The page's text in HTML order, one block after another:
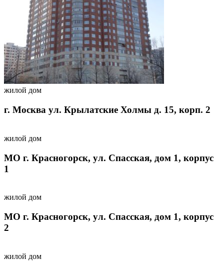
жилой дом
г. Москва ул. Крылатские Холмы д. 15, корп. 2
жилой дом
МО г. Красногорск, ул. Спасская, дом 1, корпус
1
жилой дом
МО г. Красногорск, ул. Спасская, дом 1, корпус
2
жилой дом